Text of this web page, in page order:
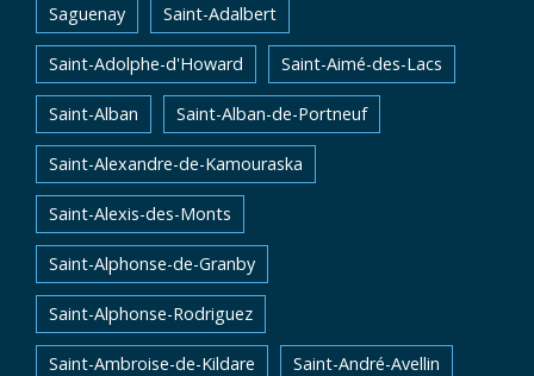
Saguenay Saint-Adalbert
Saint-Adolphe-d'Howard Saint-Aimé-des-Lacs
Saint-Alban Saint-Alban-de-Portneuf
Saint-Alexandre-de-Kamouraska
Saint-Alexis-des-Monts
Saint-Alphonse-de-Granby
Saint-Alphonse-Rodriguez
Saint-Ambroise-de-Kildare Saint-André-Avellin